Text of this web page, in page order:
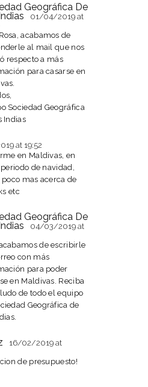
Geográfica De
01/04/2019 at
acabamos de
al mail que nos
respecto a más
para casarse en
Sociedad Geográfica
Indias
at 19:52
en Maldivas, en
de navidad,
mas acerca de
etc
Geográfica De
04/03/2019 at
de escribirle
con más
para poder
en Maldivas. Reciba
de todo el equipo
Geográfica de
16/02/2019 at
de presupuesto!